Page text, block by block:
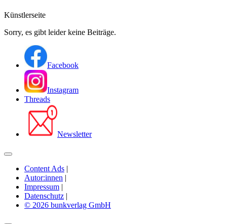
Künstlerseite
Sorry, es gibt leider keine Beiträge.
Facebook
Instagram
Threads
Newsletter
Content Ads |
Autor:innen |
Impressum |
Datenschutz |
© 2026 bunkverlag GmbH